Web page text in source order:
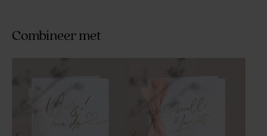
Combineer met